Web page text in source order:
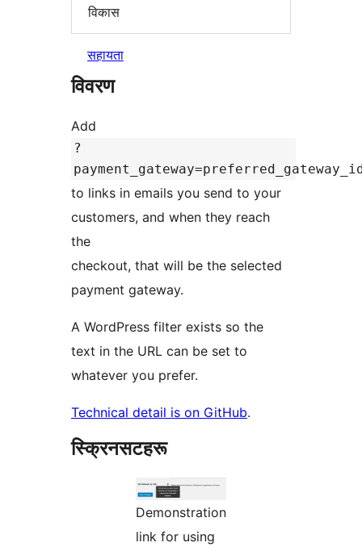
विकास
सहायता
विवरण
Add
?
to links in emails you send to your
customers, and when they reach
the
checkout, that will be the selected
payment gateway.
A WordPress filter exists so the
text in the URL can be set to
whatever you prefer.
Technical detail is on GitHub.
स्क्रिनसटहरू
Demonstration
link for using